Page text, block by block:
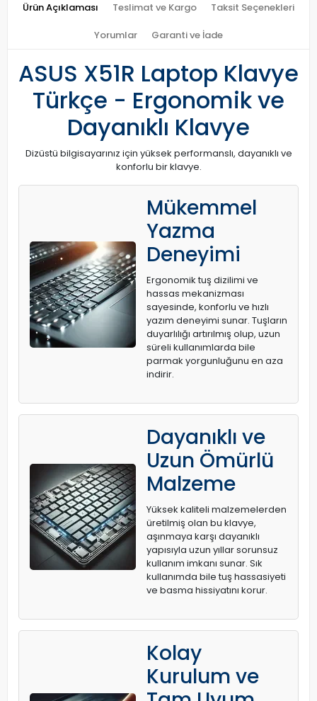
Ürün Açıklaması Teslimat ve Kargo Taksit Seçenekleri
Yorumlar Garanti ve İade
ASUS X51R Laptop Klavye
Türkçe - Ergonomik ve
Dayanıklı Klavye
Dizüstü bilgisayarınız için yüksek performanslı, dayanıklı ve
konforlu bir klavye.
Mükemmel
Yazma
Deneyimi
Ergonomik tuş dizilimi ve
hassas mekanizması
sayesinde, konforlu ve hızlı
yazım deneyimi sunar. Tuşların
duyarlılığı artırılmış olup, uzun
süreli kullanımlarda bile
parmak yorgunluğunu en aza
indirir.
Dayanıklı ve
Uzun Ömürlü
Malzeme
Yüksek kaliteli malzemelerden
üretilmiş olan bu klavye,
aşınmaya karşı dayanıklı
yapısıyla uzun yıllar sorunsuz
kullanım imkanı sunar. Sık
kullanımda bile tuş hassasiyeti
ve basma hissiyatını korur.
Kolay
Kurulum ve